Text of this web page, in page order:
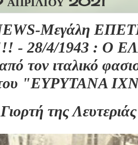
Μεγάλη
- 28/4/1943 : Ο
τον ιταλικό
του "ΕΥΡΥΤΑΝΑ
της